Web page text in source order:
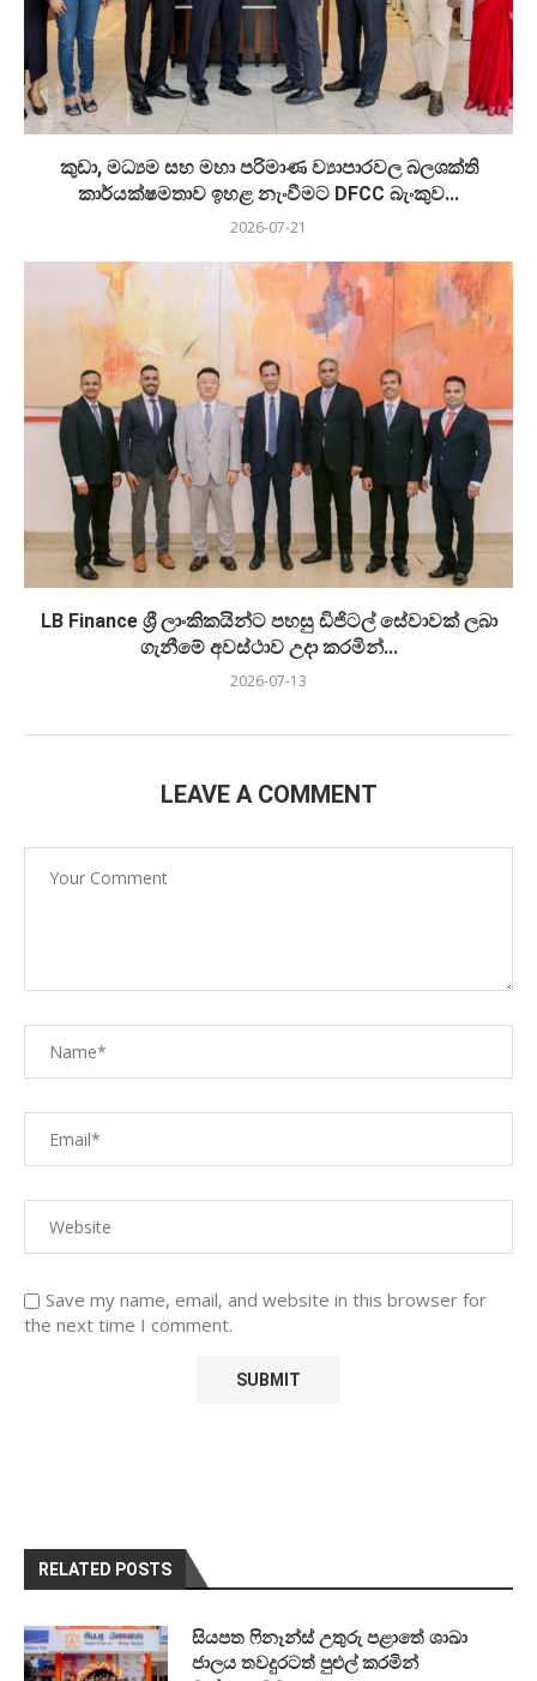
කුඩා, මධ්‍යම සහ මහා පරිමාණ ව්‍යාපාරවල බලශක්ති
කාර්යක්ෂමතාව ඉහළ නැංවීමට DFCC බැංකුව...
2026-07-21
LB Finance ශ්‍රී ලාංකිකයින්ට පහසු ඩිජිටල් සේවාවක් ලබා
ගැනීමේ අවස්ථාව උදා කරමින්...
2026-07-13
LEAVE A COMMENT
Save my name, email, and website in this browser for
the next time I comment.
RELATED POSTS
සියපත ෆිනෑන්ස් උතුරු පළාතේ ශාඛා
ජාලය තවදුරටත් පුළුල් කරමින්